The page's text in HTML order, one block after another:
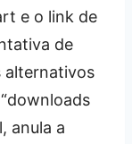
e o link de
de
alternativos
anula a